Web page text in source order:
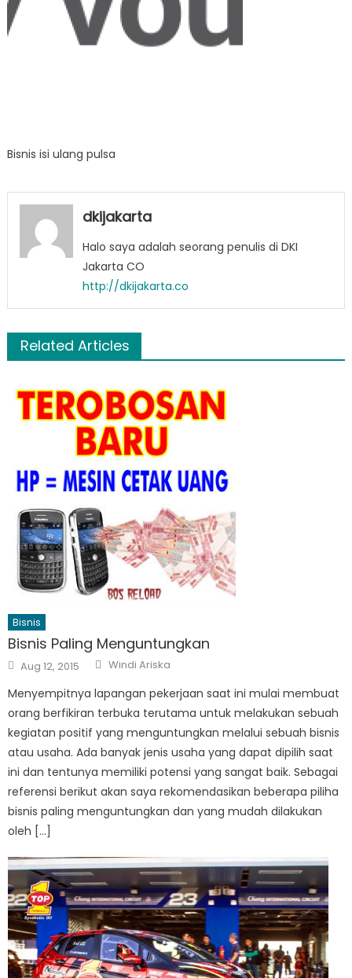
Bisnis isi ulang pulsa
dkijakarta
Halo saya adalah seorang penulis di DKI
Jakarta CO
http://dkijakarta.co
Related Articles
Bisnis
Bisnis Paling Menguntungkan
Posted
on
Aug 12, 2015 Author
Windi Ariska
Menyempitnya lapangan pekerjaan saat ini mulai membuat
orang berfikiran terbuka terutama untuk melakukan sebuah
kegiatan positif yang menguntungkan melalui sebuah bisnis
atau usaha. Ada banyak jenis usaha yang dapat dipilih saat
ini dan tentunya memiliki potensi yang sangat baik. Sebagai
referensi berikut akan saya rekomendasikan beberapa piliha
bisnis paling menguntungkan dan yang mudah dilakukan
oleh […]